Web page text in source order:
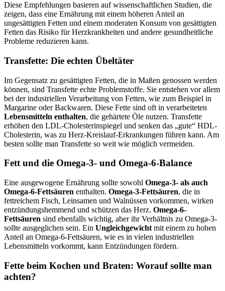
Diese Empfehlungen basieren auf wissenschaftlichen Studien, die
zeigen, dass eine Ernährung mit einem höheren Anteil an
ungesättigten Fetten und einem moderaten Konsum von gesättigten
Fetten das Risiko für Herzkrankheiten und andere gesundheitliche
Probleme reduzieren kann.
Transfette: Die echten Übeltäter
Im Gegensatz zu gesättigten Fetten, die in Maßen genossen werden
können, sind Transfette echte Problemstoffe. Sie entstehen vor allem
bei der industriellen Verarbeitung von Fetten, wie zum Beispiel in
Margarine oder Backwaren. Diese Fette sind oft in verarbeiteten
Lebensmitteln enthalten, die gehärtete Öle nutzen. Transfette
erhöhen den LDL-Cholesterinspiegel und senken das „gute“ HDL-
Cholesterin, was zu Herz-Kreislauf-Erkrankungen führen kann. Am
besten sollte man Transfette so weit wie möglich vermeiden.
Fett und die Omega-3- und Omega-6-Balance
Eine ausgewogene Ernährung sollte sowohl Omega-3- als auch
Omega-6-Fettsäuren enthalten. Omega-3-Fettsäuren, die in
fettreichem Fisch, Leinsamen und Walnüssen vorkommen, wirken
entzündungshemmend und schützen das Herz. Omega-6-
Fettsäuren sind ebenfalls wichtig, aber ihr Verhältnis zu Omega-3-
sollte ausgeglichen sein. Ein Ungleichgewicht mit einem zu hohen
Anteil an Omega-6-Fettsäuren, wie es in vielen industriellen
Lebensmitteln vorkommt, kann Entzündungen fördern.
Fette beim Kochen und Braten: Worauf sollte man
achten?